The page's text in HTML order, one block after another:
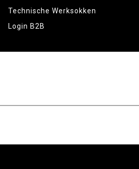
Technische Werksokken
Login B2B